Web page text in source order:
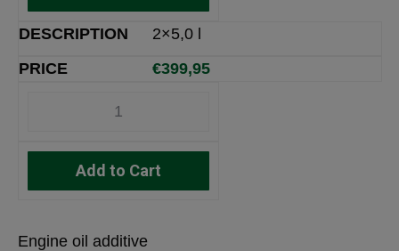
2×5,0 l
€399,95
Add to Cart
Engine oil additive